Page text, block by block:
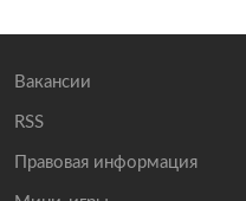
Вакансии
RSS
Правовая информация